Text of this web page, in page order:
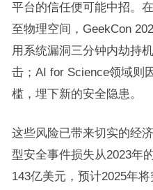
平台的信任便可能中招。
至物理空间，GeekCon
用系统漏洞三分钟内劫持
击；AI for Science领域则
槛，埋下新的安全隐患。
这些风险已带来切实的经
型安全事件损失从2023年
143亿美元，预计2025年